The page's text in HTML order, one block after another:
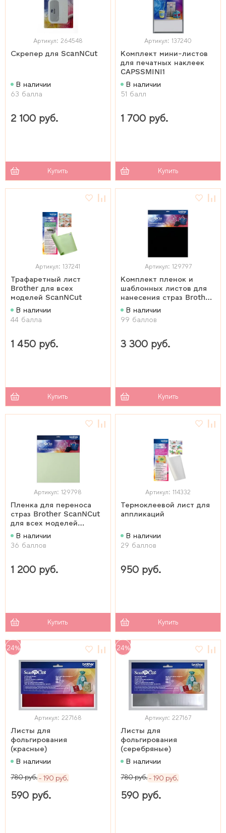
Артикул: 264548
Скрепер для ScanNCut
В наличии
63 балла
2 100 руб.
Купить
Артикул: 137240
Комплект мини-листов
для печатных наклеек
CAPSSMINI1
В наличии
51 балл
1 700 руб.
Купить
Артикул: 137241
Трафаретный лист
Brother для всех
моделей ScanNCut
В наличии
44 балла
1 450 руб.
Купить
Артикул: 129797
Комплект пленок и
шаблонных листов для
нанесения страз Brother
для всех моделей
ScanNCut
В наличии
99 баллов
3 300 руб.
Купить
Артикул: 129798
Пленка для переноса
страз Brother ScanNCut
для всех моделей
ScanNCut
В наличии
36 баллов
1 200 руб.
Купить
Артикул: 114332
Термоклеевой лист для
аппликаций
В наличии
29 баллов
950 руб.
Купить
24%
Артикул: 227168
Листы для
фольгирования
(красные)
В наличии
780 руб.
190 руб.
590 руб.
24%
Артикул: 227167
Листы для
фольгирования
(серебряные)
В наличии
780 руб.
190 руб.
590 руб.